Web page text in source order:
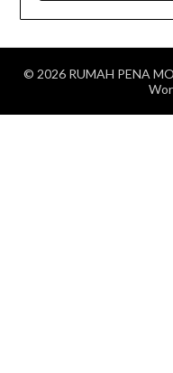
© 2026 RUMAH PENA